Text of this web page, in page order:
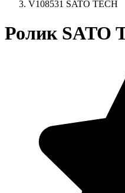
V108531 SATO TECH
Ролик SATO